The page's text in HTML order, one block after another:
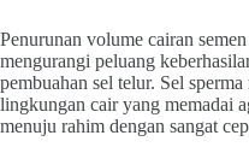
Penurunan volume cairan
mengurangi peluang
pembuahan sel telur. Sel
lingkungan cair yang memadai
menuju rahim dengan sangat